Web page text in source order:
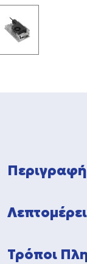
Περιγραφή
Τρόποι